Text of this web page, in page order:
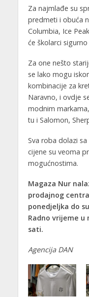
Za najmlađe su
predmeti i obuća
Columbia, Ice
će školarci
Za one nešto
se lako mogu
kombinacije za
Naravno, i ovdje
modnim
tu i Salomon,
Sva roba dolazi
cijene su veoma
mogućnostima.
Magaza Nur
prodajnog
ponedjeljka do
Radno vrijeme u
sati.
Agencija DAN